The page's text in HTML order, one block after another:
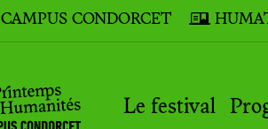
CAMPUS CONDORCET
Le festival